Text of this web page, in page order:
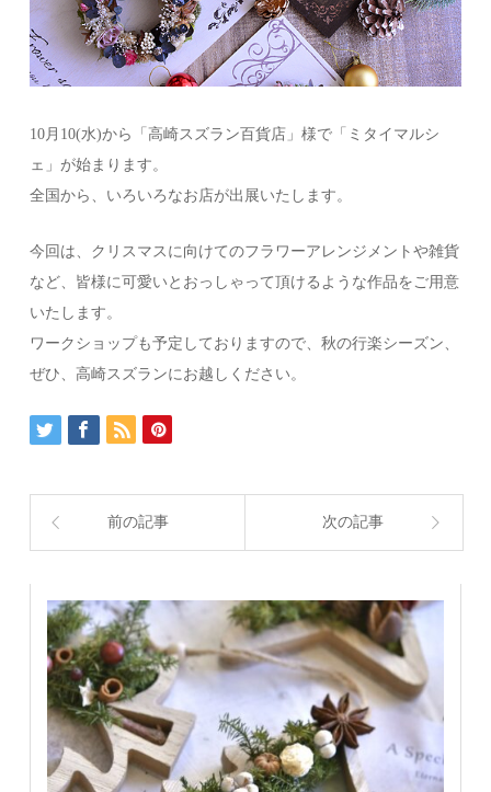
10月10(水)から「高崎スズラン百貨店」様で「ミタイマルシ
ェ」が始まります。
全国から、いろいろなお店が出展いたします。
今回は、クリスマスに向けてのフラワーアレンジメントや雑貨
など、皆様に可愛いとおっしゃって頂けるような作品をご用意
いたします。
ワークショップも予定しておりますので、秋の行楽シーズン、
ぜひ、高崎スズランにお越しください。
前の記事 次の記事